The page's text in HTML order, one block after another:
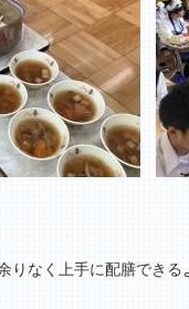
りなく上手に配膳できる